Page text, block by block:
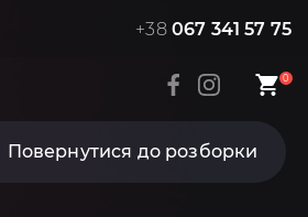
+38 067 341 57 75
0
Повернутися до розборки